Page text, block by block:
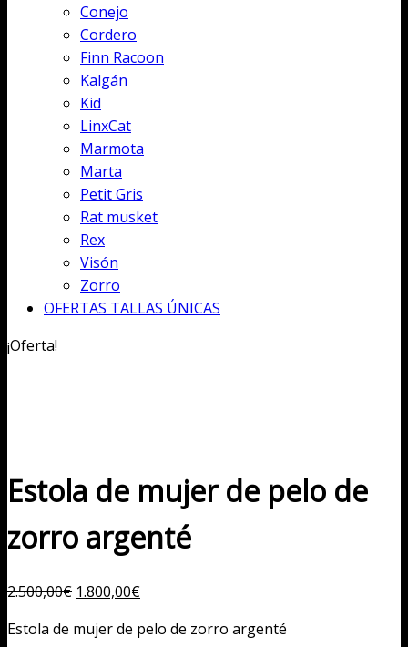
Conejo
Cordero
Finn Racoon
Kalgán
Kid
LinxCat
Marmota
Marta
Petit Gris
Rat musket
Rex
Visón
Zorro
OFERTAS TALLAS ÚNICAS
¡Oferta!
Estola de mujer de pelo de
zorro argenté
2.500,00€ El
original
1.800,00€El
actual
Estola de mujer de pelo de zorro argenté